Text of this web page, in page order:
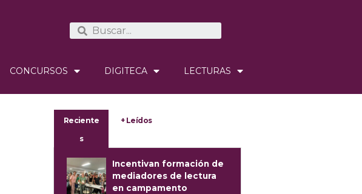
CONCURSOS DIGITECA LECTURAS
Reciente
s
+ Leídos
Incentivan formación de
mediadores de lectura
en campamento